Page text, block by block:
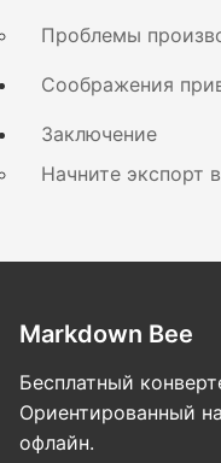
Проблемы
Соображения
Заключение
Начните экспорт
Markdown Bee
Бесплатный
Ориентированный
офлайн.